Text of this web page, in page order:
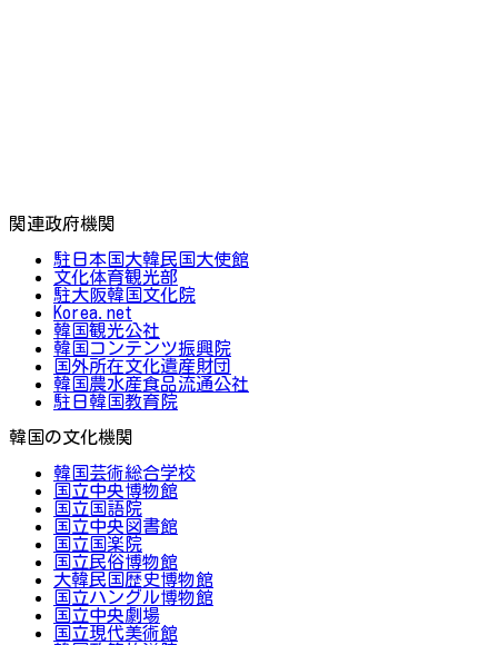
関連政府機関
駐日本国大韓民国大使館
文化体育観光部
駐大阪韓国文化院
Korea.net
韓国観光公社
韓国コンテンツ振興院
国外所在文化遺産財団
韓国農水産食品流通公社
駐日韓国教育院
韓国の文化機関
韓国芸術総合学校
国立中央博物館
国立国語院
国立中央図書館
国立国楽院
国立民俗博物館
大韓民国歴史博物館
国立ハングル博物館
国立中央劇場
国立現代美術館